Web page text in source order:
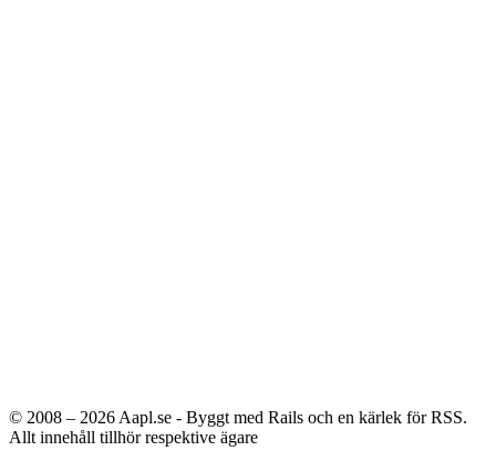
© 2008 – 2026 Aapl.se - Byggt med Rails och en kärlek för RSS.
Allt innehåll tillhör respektive ägare